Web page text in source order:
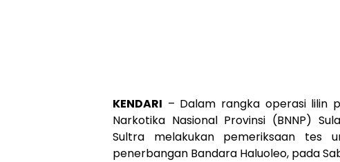
KENDARI – Dalam rangka operasi lilin
Narkotika Nasional Provinsi (BNNP)
Sultra melakukan pemeriksaan tes
penerbangan Bandara Haluoleo, pada